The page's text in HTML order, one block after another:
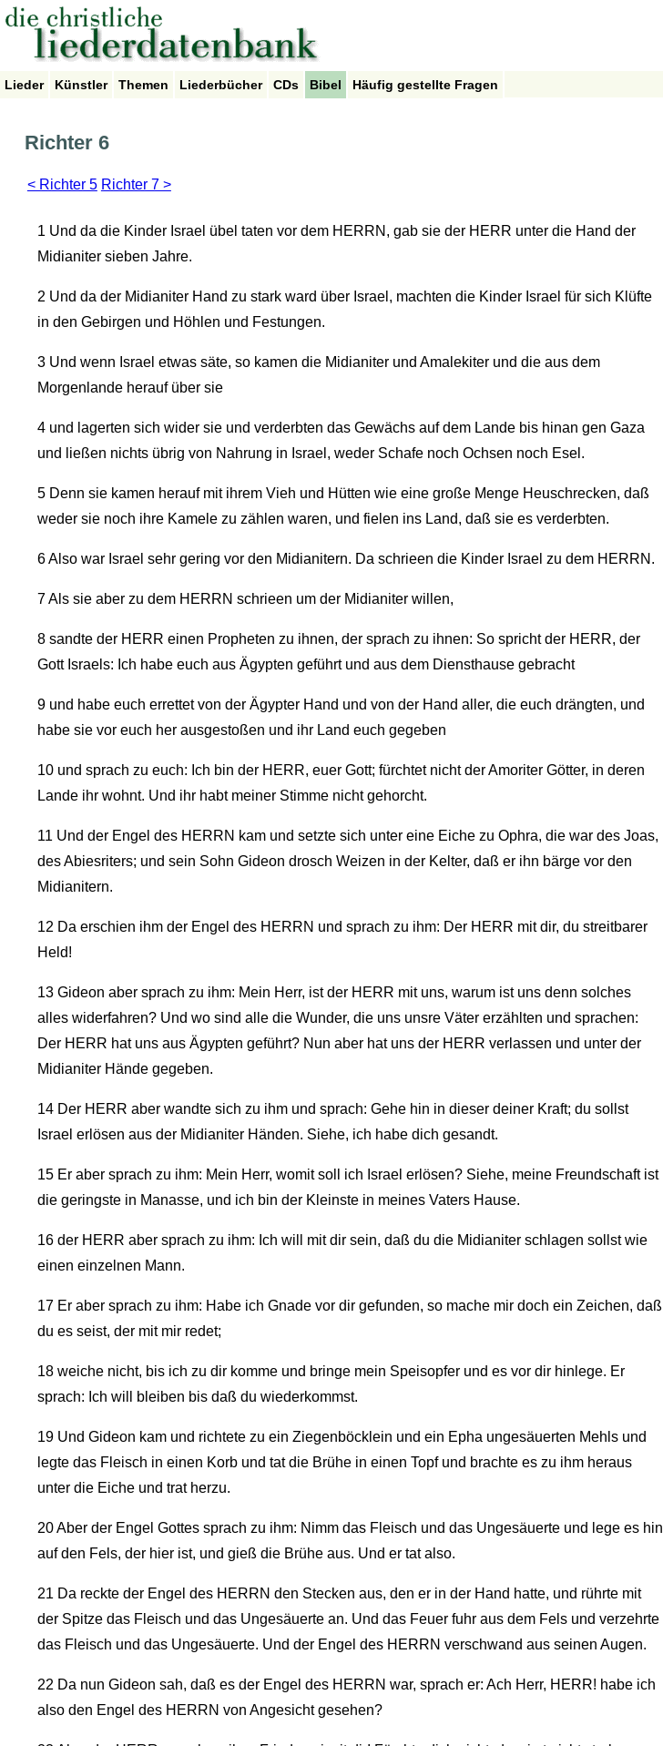
Lieder Künstler Themen Liederbücher CDs Bibel Häufig gestellte Fragen
Richter 6
< Richter 5 Richter 7 >
1Und da die Kinder Israel übel taten vor dem HERRN, gab sie der HERR unter die Hand der
Midianiter sieben Jahre.
2Und da der Midianiter Hand zu stark ward über Israel, machten die Kinder Israel für sich Klüfte
in den Gebirgen und Höhlen und Festungen.
3Und wenn Israel etwas säte, so kamen die Midianiter und Amalekiter und die aus dem
Morgenlande herauf über sie
4und lagerten sich wider sie und verderbten das Gewächs auf dem Lande bis hinan gen Gaza
und ließen nichts übrig von Nahrung in Israel, weder Schafe noch Ochsen noch Esel.
5Denn sie kamen herauf mit ihrem Vieh und Hütten wie eine große Menge Heuschrecken, daß
weder sie noch ihre Kamele zu zählen waren, und fielen ins Land, daß sie es verderbten.
6Also war Israel sehr gering vor den Midianitern. Da schrieen die Kinder Israel zu dem HERRN.
7Als sie aber zu dem HERRN schrieen um der Midianiter willen,
8sandte der HERR einen Propheten zu ihnen, der sprach zu ihnen: So spricht der HERR, der
Gott Israels: Ich habe euch aus Ägypten geführt und aus dem Diensthause gebracht
9und habe euch errettet von der Ägypter Hand und von der Hand aller, die euch drängten, und
habe sie vor euch her ausgestoßen und ihr Land euch gegeben
10und sprach zu euch: Ich bin der HERR, euer Gott; fürchtet nicht der Amoriter Götter, in deren
Lande ihr wohnt. Und ihr habt meiner Stimme nicht gehorcht.
11Und der Engel des HERRN kam und setzte sich unter eine Eiche zu Ophra, die war des Joas,
des Abiesriters; und sein Sohn Gideon drosch Weizen in der Kelter, daß er ihn bärge vor den
Midianitern.
12Da erschien ihm der Engel des HERRN und sprach zu ihm: Der HERR mit dir, du streitbarer
Held!
13Gideon aber sprach zu ihm: Mein Herr, ist der HERR mit uns, warum ist uns denn solches
alles widerfahren? Und wo sind alle die Wunder, die uns unsre Väter erzählten und sprachen:
Der HERR hat uns aus Ägypten geführt? Nun aber hat uns der HERR verlassen und unter der
Midianiter Hände gegeben.
14Der HERR aber wandte sich zu ihm und sprach: Gehe hin in dieser deiner Kraft; du sollst
Israel erlösen aus der Midianiter Händen. Siehe, ich habe dich gesandt.
15Er aber sprach zu ihm: Mein Herr, womit soll ich Israel erlösen? Siehe, meine Freundschaft ist
die geringste in Manasse, und ich bin der Kleinste in meines Vaters Hause.
16der HERR aber sprach zu ihm: Ich will mit dir sein, daß du die Midianiter schlagen sollst wie
einen einzelnen Mann.
17Er aber sprach zu ihm: Habe ich Gnade vor dir gefunden, so mache mir doch ein Zeichen, daß
du es seist, der mit mir redet;
18weiche nicht, bis ich zu dir komme und bringe mein Speisopfer und es vor dir hinlege. Er
sprach: Ich will bleiben bis daß du wiederkommst.
19Und Gideon kam und richtete zu ein Ziegenböcklein und ein Epha ungesäuerten Mehls und
legte das Fleisch in einen Korb und tat die Brühe in einen Topf und brachte es zu ihm heraus
unter die Eiche und trat herzu.
20Aber der Engel Gottes sprach zu ihm: Nimm das Fleisch und das Ungesäuerte und lege es hin
auf den Fels, der hier ist, und gieß die Brühe aus. Und er tat also.
21Da reckte der Engel des HERRN den Stecken aus, den er in der Hand hatte, und rührte mit
der Spitze das Fleisch und das Ungesäuerte an. Und das Feuer fuhr aus dem Fels und verzehrte
das Fleisch und das Ungesäuerte. Und der Engel des HERRN verschwand aus seinen Augen.
22Da nun Gideon sah, daß es der Engel des HERRN war, sprach er: Ach Herr, HERR! habe ich
also den Engel des HERRN von Angesicht gesehen?